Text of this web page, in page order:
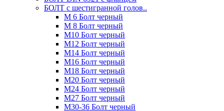
БОЛТ с шестигранной голов..
М 6 Болт черный
М 8 Болт черный
М10 Болт черный
М12 Болт черный
М14 Болт черный
М16 Болт черный
М18 Болт черный
М20 Болт черный
М24 Болт черный
М27 Болт черный
М30-36 Болт черный